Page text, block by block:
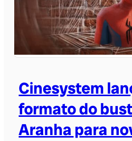
Cinesystem
formato do
Aranha para